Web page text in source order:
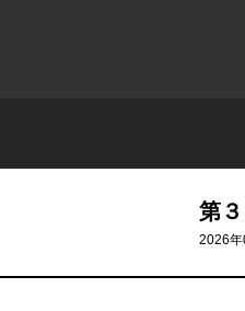
第
2026年